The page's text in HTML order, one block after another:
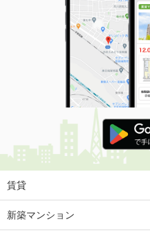
賃貸
新築マンション